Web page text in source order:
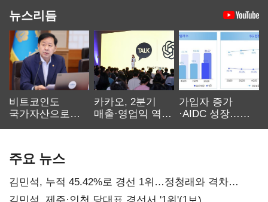
뉴스리듬
비트코인도
국가자산으로…'
카카오, 2분기
매출·영업익 역대
가입자 증가
·AIDC 성장…
주요 뉴스
김민석, 누적 45.42%로 경선 1위…정청래와 격차